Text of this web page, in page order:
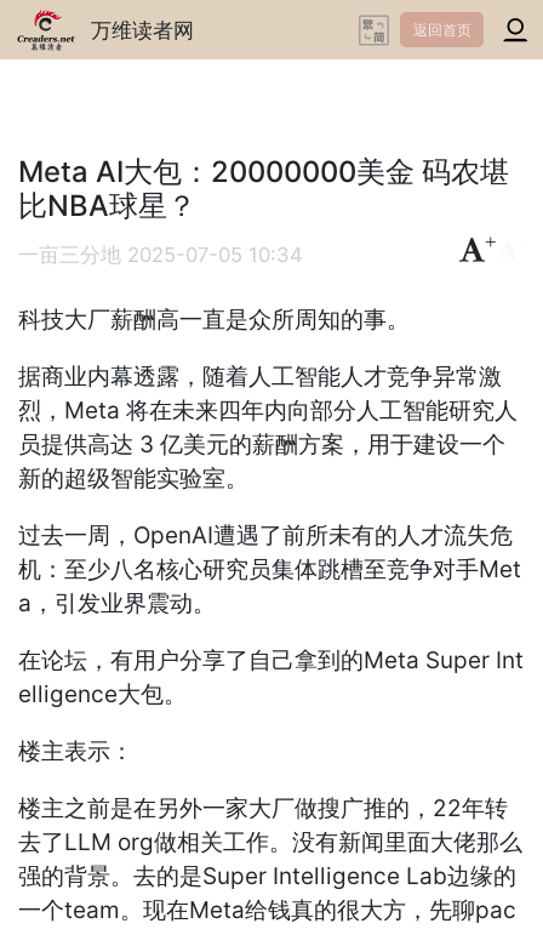
万维读者网 返回首页
Meta AI大包：20000000美金 码农堪
比NBA球星？
一亩三分地 2025-07-05 10:34
+
科技大厂薪酬高一直是众所周知的事。
据商业内幕透露，随着人工智能人才竞争异常激
烈，Meta 将在未来四年内向部分人工智能研究人
员提供高达 3 亿美元的薪酬方案，用于建设一个
新的超级智能实验室。
过去一周，OpenAI遭遇了前所未有的人才流失危
机：至少八名核心研究员集体跳槽至竞争对手Met
a，引发业界震动。
在论坛，有用户分享了自己拿到的Meta Super Int
elligence大包。
楼主表示：
楼主之前是在另外一家大厂做搜广推的，22年转
去了LLM org做相关工作。没有新闻里面大佬那么
强的背景。去的是Super Intelligence Lab边缘的
一个team。现在Meta给钱真的很大方，先聊pac